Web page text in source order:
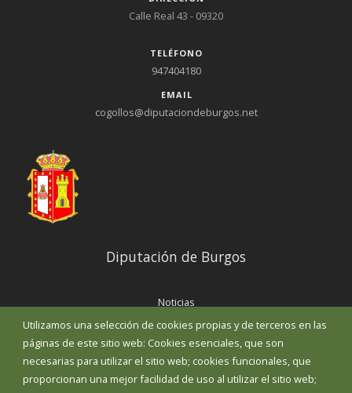
Utilizamos una selección de cookies propias y de terceros en las
páginas de este sitio web: Cookies esenciales, que son
necesarias para utilizar el sitio web; cookies funcionales, que
proporcionan una mejor facilidad de uso al utilizar el sitio web;
Calle Real 43 - 09320
TELÉFONO
947404180
EMAIL
cogollos@diputaciondeburgos.net
Diputación de Burgos
Noticias
Eventos
Corporación Municipal
Teléfonos de interés